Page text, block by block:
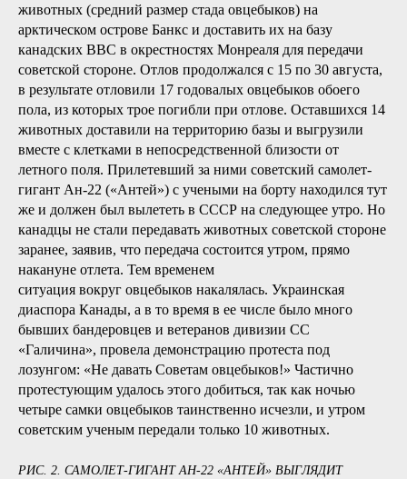
животных (средний размер стада овцебыков) на
арктическом острове Банкс и доставить их на базу
канадских ВВС в окрестностях Монреаля для передачи
советской стороне. Отлов продолжался с 15 по 30 августа,
в результате отловили 17 годовалых овцебыков обоего
пола, из которых трое погибли при отлове. Оставшихся 14
животных доставили на территорию базы и выгрузили
вместе с клетками в непосредственной близости от
летного поля. Прилетевший за ними советский самолет-
гигант Ан-22 («Антей») с учеными на борту находился тут
же и должен был вылететь в СССР на следующее утро. Но
канадцы не стали передавать животных советской стороне
заранее, заявив, что передача состоится утром, прямо
накануне отлета. Тем временем
ситуация вокруг овцебыков накалялась. Украинская
диаспора Канады, а в то время в ее числе было много
бывших бандеровцев и ветеранов дивизии СС
«Галичина», провела демонстрацию протеста под
лозунгом: «Не давать Советам овцебыков!» Частично
протестующим удалось этого добиться, так как ночью
четыре самки овцебыков таинственно исчезли, и утром
советским ученым передали только 10 животных.
РИС. 2. САМОЛЕТ-ГИГАНТ АН-22 «АНТЕЙ» ВЫГЛЯДИТ